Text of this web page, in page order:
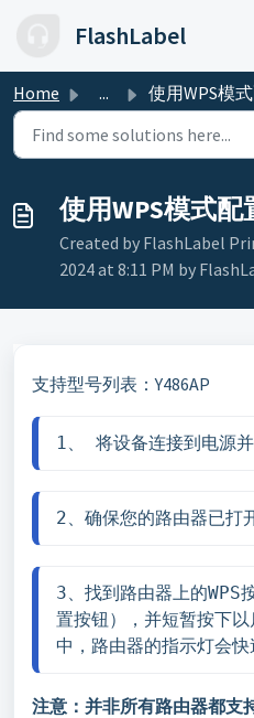
FlashLabel
Home ... 使用WPS模式配置
使用WPS模式配
Created by FlashLabel
2024 at 8:11 PM by
支持型号列表：Y486AP
1、 将设备连接到电源并
2、确保您的路由器已打
3、找到路由器上的WPS
置按钮），并短暂按下以
中，路由器的指示灯会快
注意：并非所有路由器都支